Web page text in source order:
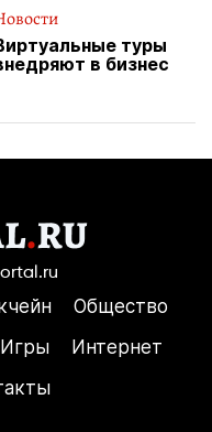
туры
в бизнес
Общество
Игры
Интернет